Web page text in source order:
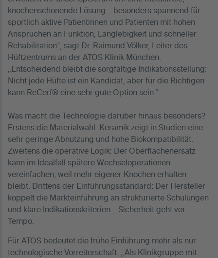
knochenschonende Lösung – besonders spannend für
sportlich aktive Patientinnen und Patienten mit hohen
Ansprüchen an Funktion, Langlebigkeit und schneller
Rehabilitation“, sagt Dr. Raimund Völker, Leiter des
Hüftzentrums an der ATOS Klinik München.
„Entscheidend bleibt die sorgfältige Indikationsstellung:
Nicht jede Hüfte ist ein Kandidat, aber für die Richtigen
kann ReCerf® eine sehr gute Option sein.“
Was macht die Technologie darüber hinaus besonders?
Erstens die Materialwahl: Keramik zeigt in Studien eine
sehr geringe Abnutzung und hohe Biokompatibilität.
Zweitens die operative Logik: Der Oberflächenersatz
kann im Idealfall spätere Wechseloperationen
vereinfachen, weil mehr eigener Knochen erhalten
bleibt. Drittens der Einführungsstandard: Der Hersteller
koppelt die Markteinführung an strukturierte Schulungen
und klare Indikationskriterien – Sicherheit geht vor
Tempo.
Für ATOS bedeutet die frühe Einführung mehr als nur
technologische Vorreiterschaft. „Als Klinikgruppe mit